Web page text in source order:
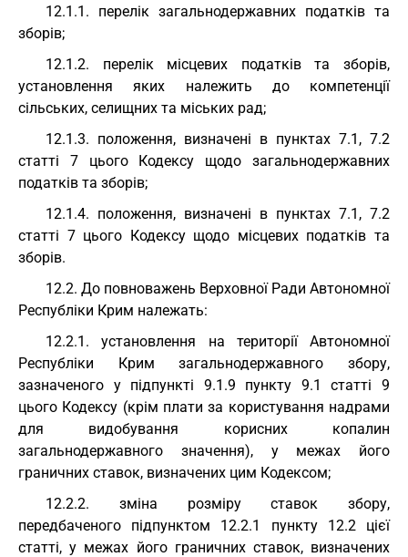
12.1.1. перелік загальнодержавних податків та
зборів;
12.1.2. перелік місцевих податків та зборів,
установлення яких належить до компетенції
сільських, селищних та міських рад;
12.1.3. положення, визначені в пунктах 7.1, 7.2
статті 7 цього Кодексу щодо загальнодержавних
податків та зборів;
12.1.4. положення, визначені в пунктах 7.1, 7.2
статті 7 цього Кодексу щодо місцевих податків та
зборів.
12.2. До повноважень Верховної Ради Автономної
Республіки Крим належать:
12.2.1. установлення на території Автономної
Республіки Крим загальнодержавного збору,
зазначеного у підпункті 9.1.9 пункту 9.1 статті 9
цього Кодексу (крім плати за користування надрами
для видобування корисних копалин
загальнодержавного значення), у межах його
граничних ставок, визначених цим Кодексом;
12.2.2. зміна розміру ставок збору,
передбаченого підпунктом 12.2.1 пункту 12.2 цієї
статті, у межах його граничних ставок, визначених